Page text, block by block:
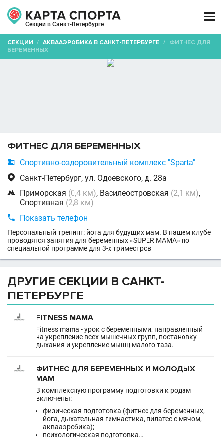
Секции в Санкт-Петербурге

СЕКЦИИ / АКВААЭРОБИКА В САНКТ-ПЕТЕРБУРГЕ / ФИТНЕС ДЛЯ
БЕРЕМЕННЫХ
ФИТНЕС ДЛЯ БЕРЕМЕННЫХ
 Спортивно-оздоровительный комплекс "Sparta"
 Санкт-Петербург, ул. Одоевского, д. 28а
 Приморская (0,4 км), Василеостровская (2,1 км),
Спортивная (2,8 км)
 Показать телефон
Персональный тренинг: йога для будущих мам. В нашем клубе
проводятся занятия для беременных «SUPER MAMA» по
специальной программе для 3-х триместров
ДРУГИЕ СЕКЦИИ В САНКТ-
ПЕТЕРБУРГЕ
FITNESS MAMA
Fitness mama - урок с беременными, направленный
на укрепление всех мышечных групп, постановку
дыхания и укрепление мышц малого таза.
ФИТНЕС ДЛЯ БЕРЕМЕННЫХ И МОЛОДЫХ
МАМ
В комплексную программу подготовки к родам
включены:
физическая подготовка (фитнес для беременных,
йога, дыхательная гимнастика, пилатес с мячом,
аквааэробика);
психологическая подготовка…